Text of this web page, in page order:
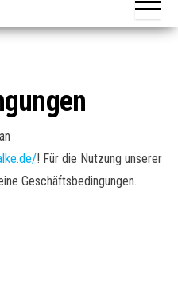
! Für die Nutzung unserer
Geschäftsbedingungen.